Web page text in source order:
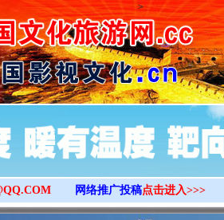
>
网络推广投稿点击进入>>>